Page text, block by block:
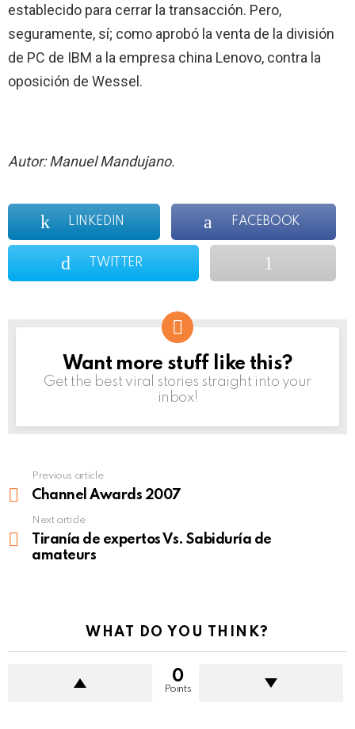
establecido para cerrar la transacción. Pero,
seguramente, sí; como aprobó la venta de la división
de PC de IBM a la empresa china Lenovo, contra la
oposición de Wessel.
Autor: Manuel Mandujano.
LINKEDIN FACEBOOK
TWITTER
NEWSLETTER
Want more stuff like this?
Get the best viral stories straight into your
inbox!
more
Previous article
Channel Awards 2007
Next article
Tiranía de expertos Vs. Sabiduría de
amateurs
WHAT DO YOU THINK?
0
Points